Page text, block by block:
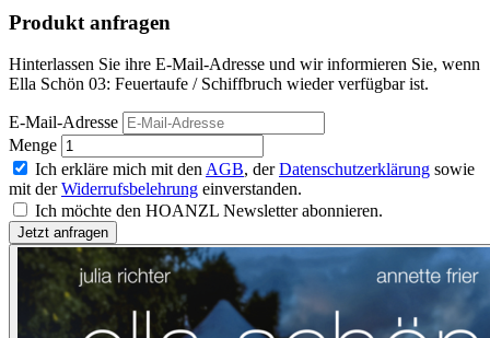
Produkt anfragen
Hinterlassen Sie ihre E-Mail-Adresse und wir informieren Sie, wenn
Ella Schön 03: Feuertaufe / Schiffbruch wieder verfügbar ist.
E-Mail-Adresse
Menge
Ich erkläre mich mit den AGB, derDatenschutzerklärung sowie
mit derWiderrufsbelehrung einverstanden.
Ich möchte den HOANZL Newsletter abonnieren.